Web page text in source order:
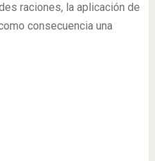
raciones, la aplicación de
consecuencia una